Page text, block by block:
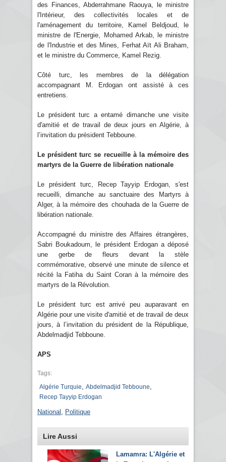
des Finances, Abderrahmane Raouya, le ministre
l'Intérieur, des collectivités locales et de
l'aménagement du territoire, Kamel Beldjoud, le
ministre de l'Energie, Mohamed Arkab, le ministre
de l'Industrie et des Mines, Ferhat Aït Ali Braham,
et le ministre du Commerce, Kamel Rezig.
Côté turc, les membres de la délégation
accompagnant M. Erdogan ont assisté à ces
entretiens.
Le président turc a entamé dimanche une visite
d'amitié et de travail de deux jours en Algérie, à
l’invitation du président Tebboune.
Le président turc se recueille à la mémoire des
martyrs de la Guerre de libération nationale
Le président turc, Recep Tayyip Erdogan, s'est
recueilli, dimanche au sanctuaire des Martyrs à
Alger, à la mémoire des chouhada de la Guerre de
libération nationale.
Accompagné du ministre des Affaires étrangères,
Sabri Boukadoum, le président Erdogan a déposé
une gerbe de fleurs devant la stèle
commémorative, observé une minute de silence et
récité la Fatiha du Saint Coran à la mémoire des
martyrs de la Révolution.
Le président turc est arrivé peu auparavant en
Algérie pour une visite d'amitié et de travail de deux
jours, à l’invitation du président de la République,
Abdelmadjid Tebboune.
APS
Tags:
Algérie Turquie
Abdelmadjid Tebboune
Recep Tayyip Erdogan
National Politique
Lire Aussi
Lamamra: L'Algérie et